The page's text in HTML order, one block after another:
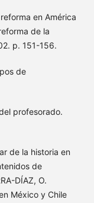
en América
de la
p. 151-156.
de
profesorado.
de la historia en
de
DÍAZ, O.
México y Chile